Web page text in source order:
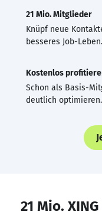
21 Mio. Mitglieder
Knüpf neue
besseres Job-Leben.
Kostenlos
Schon als Basis-
deutlich optimieren.
21 Mio.